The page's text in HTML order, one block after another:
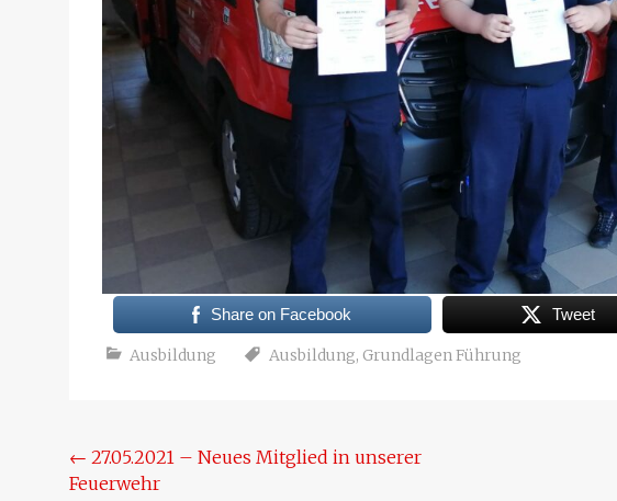
Share on Facebook Tweet
Ausbildung Ausbildung, Grundlagen Führung
Beitragsnavigation
← 27.05.2021 – Neues Mitglied in unserer
Feuerwehr